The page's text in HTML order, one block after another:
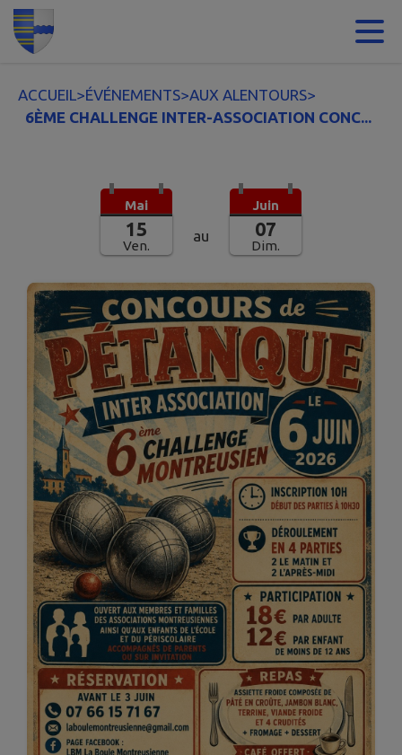
Contenu
ACCUEIL>ÉVÉNEMENTS>AUX ALENTOURS>
6ÈME CHALLENGE INTER-ASSOCIATION CONC...
Mai
15
Ven.
au
Juin
07
Dim.